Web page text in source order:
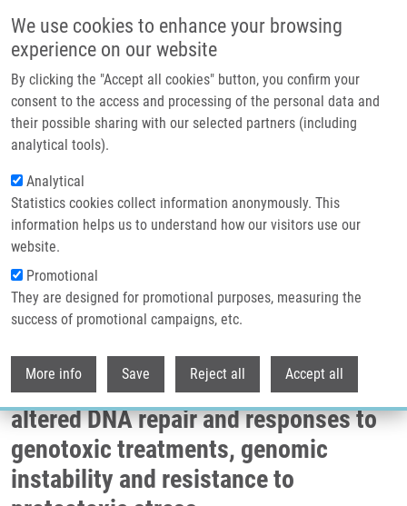
We use cookies to enhance your browsing
experience on our website
By clicking the "Accept all cookies" button, you confirm your
consent to the access and processing of the personal data and
their possible sharing with our selected partners (including
analytical tools).
Analytical
Statistics cookies collect information anonymously. This
information helps us to understand how our visitors use our
website.
Promotional
They are designed for promotional purposes, measuring the
success of promotional campaigns, etc.
More info Save Reject all Accept all
Header image
Drobečková navigace
Domů
Tumors Overexpressing RNF168 Show Altered DNA Repair And
Responses To Genotoxic Treatments, Genomic Instability And Resistance To
Tumors overexpressing RNF168 show
altered DNA repair and responses to
genotoxic treatments, genomic
instability and resistance to